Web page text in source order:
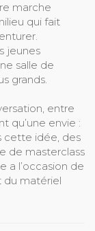
marche
qui fait
jeunes
salle de
grands.
entre
qu’une envie :
cette idée, des
de masterclass
a l’occasion de
du matériel